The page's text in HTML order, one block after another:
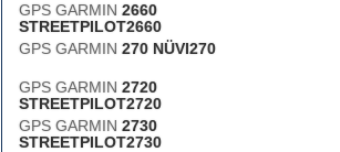
GPS GARMIN 2660
STREETPILOT2660
GPS GARMIN 270 NÜVI270
GPS GARMIN 2720
STREETPILOT2720
GPS GARMIN 2730
STREETPILOT2730